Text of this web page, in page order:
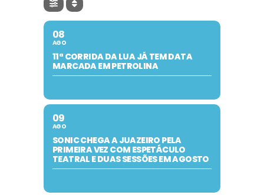
08
AGO
11ª CORRIDA DA LUA JÁ TEM DATA
MARCADA EM PETROLINA
09
AGO
SONIC CHEGA A JUAZEIRO PELA
PRIMEIRA VEZ COM ESPETÁCULO
TEATRAL E DUAS SESSÕES EM AGOSTO